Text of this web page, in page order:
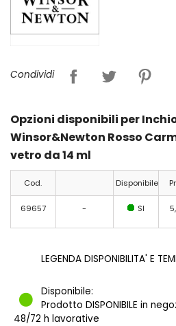
Condividi
Opzioni disponibili per
Winsor&Newton Rosso
vetro da 14 ml
Cod. Disponibile
69657 - SI
LEGENDA DISPONIBILITA' E
Disponibile:
Prodotto DISPONIBILE in
48/72 h lavorative